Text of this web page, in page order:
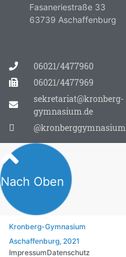
Fasaneriestraße 33
63739 Aschaffenburg
06021/4477960
06021/4477969
sekretariat@kronberg-
gymnasium.de
@kronberggymnasium
Nach Oben
Kronberg-Gymnasium
Aschaffenburg, 2021
ImpressumDatenschutz